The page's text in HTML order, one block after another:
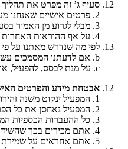
סעיף ג’ זה מפרט את תהליך
2. פרטים אישיים שאנחנו מעבדים עבור כל מטרה או מטרות, לא יישמרו יותר מכמה שנדרש עבור מטרה או מטרות אלה.
3. מבלי לגרוע מן האמור בסעיף ז-2, לרוב אנו נמחק נתונים אישיים הנמצאים בקטגוריות המפורטות מטה לאחר 365 ימים.
4. על אף ההוראות האחרות בסעיף ז’, אנו נשמור מסמכים (כולל מסמכים אלקטרוניים) המכילים נתונים אישיים:
לפי מה שנדרש מאתנו על פי
b. אם לדעתנו המסמכים עשויים להיות רלוונטיים לכל הליך משפטי מתמשך או פוטנציאלי;
c. על מנת לבסס, להפעיל, או להגן על זכויותינו המשפטיות (כולל אספקה של מידע לאחרים למטרות מניעת הונאה והפחתה של סיכון אשראי).
אבטחת מידע והפרטים
1. המפעיל ינקוט משנה זהירות ארגוני וטכני סביר על מנת למנוע את האבדן, השימוש לרעה, או השינוי של הפרטים האישיים שלכם.
2. המפעיל נאחסן את כל הפרטים האישיים שאתם מספקים בשרתים מאובטחים (המוגנים בסיסמא ובחומת אש).
3. כל ההעברות הכספיות הממוחשבות שבוצעו דרך האתר שלנו יהיו מוגנות באמצעות טכנולוגיית הצפנה.
4. אתם מכירים בכך שהשידור של מידע על פני האינטרנט אינו מאובטח מעצם היותו, ואנחנו ללא יכולים להבטיח שנתונים שנשלחים דרך האינטרנט יהיו מאובטחים.
5. אתם אחראים על שמירת הסיסמא בה אתם משתמשים לקבלת גישה לאתר שלנו חסויה; אנחנו לא נבקש מכם את הסיסמא שלכם (למעט בזמן ההתחברות לאתר שלנו).